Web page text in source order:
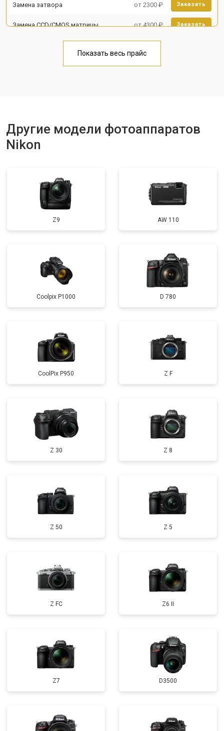
Замена затвора от 2300 ₽ Заказать
Замена CCD/CMOS матрицы от 4300 ₽ Заказать
Показать весь прайс
Другие модели фотоаппаратов
Nikon
Z9 AW 110
Coolpix P1000 D 780
CoolPix P950 Z F
Z 30 Z 8
Z 50 Z 5
Z FC Z6 II
Z7 D3500